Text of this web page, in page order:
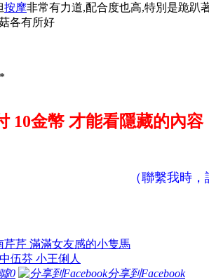
按摩非常有力道,配合度也高,特別是跪趴
各有所好
10金幣才能看隱藏的內
（聯繫我時
芹芹 滿滿女友感的小隻馬
伍芬 小王俐人
0 分享到Facebook